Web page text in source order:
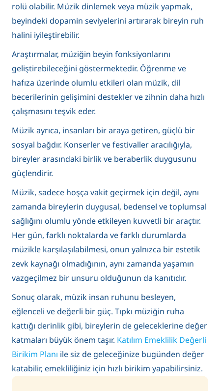
rolü olabilir. Müzik dinlemek veya müzik yapmak,
beyindeki dopamin seviyelerini artırarak bireyin ruh
halini iyileştirebilir.
Araştırmalar, müziğin beyin fonksiyonlarını
geliştirebileceğini göstermektedir. Öğrenme ve
hafıza üzerinde olumlu etkileri olan müzik, dil
becerilerinin gelişimini destekler ve zihnin daha hızlı
çalışmasını teşvik eder.
Müzik ayrıca, insanları bir araya getiren, güçlü bir
sosyal bağdır. Konserler ve festivaller aracılığıyla,
bireyler arasındaki birlik ve beraberlik duygusunu
güçlendirir.
Müzik, sadece hoşça vakit geçirmek için değil, aynı
zamanda bireylerin duygusal, bedensel ve toplumsal
sağlığını olumlu yönde etkileyen kuvvetli bir araçtır.
Her gün, farklı noktalarda ve farklı durumlarda
müzikle karşılaşılabilmesi, onun yalnızca bir estetik
zevk kaynağı olmadığının, aynı zamanda yaşamın
vazgeçilmez bir unsuru olduğunun da kanıtıdır.
Sonuç olarak, müzik insan ruhunu besleyen,
eğlenceli ve değerli bir güç. Tıpkı müziğin ruha
kattığı derinlik gibi, bireylerin de geleceklerine değer
katmaları büyük önem taşır. Katılım Emeklilik Değerli
Birikim Planı ile siz de geleceğinize bugünden değer
katabilir, emekliliğiniz için hızlı birikim yapabilirsiniz.